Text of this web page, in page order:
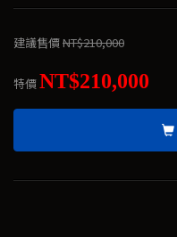
建議售價NT$210,000
特價NT$210,000